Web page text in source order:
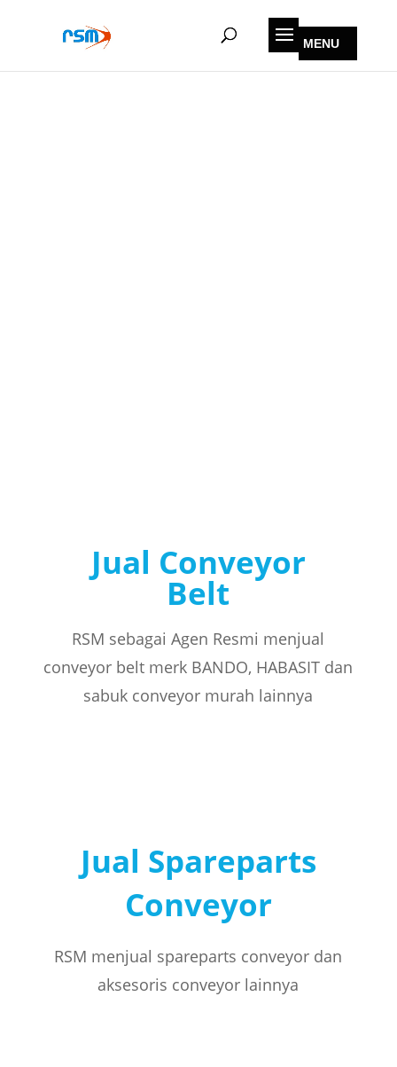
Jual Conveyor
Belt
RSM sebagai Agen Resmi menjual
conveyor belt merk BANDO, HABASIT dan
sabuk conveyor murah lainnya
Jual Spareparts
Conveyor
RSM menjual spareparts conveyor dan
aksesoris conveyor lainnya